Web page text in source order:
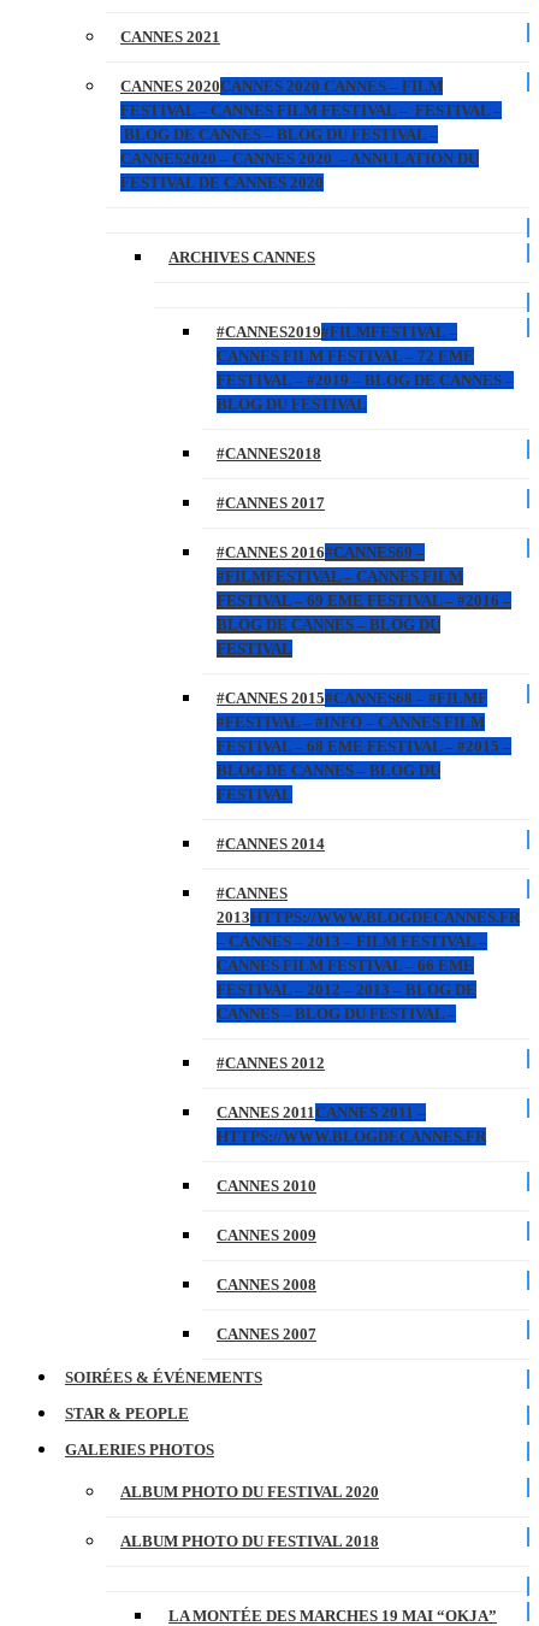
CANNES 2021
CANNES 2020CANNES 2020 CANNES – FILM
FESTIVAL – CANNES FILM FESTIVAL – FESTIVAL –
BLOG DE CANNES – BLOG DU FESTIVAL –
CANNES2020 – CANNES 2020 – ANNULATION DU
FESTIVAL DE CANNES 2020
ARCHIVES CANNES
#CANNES2019#FILMFESTIVAL –
CANNES FILM FESTIVAL – 72 EME
FESTIVAL – #2019 – BLOG DE CANNES –
BLOG DU FESTIVAL
#CANNES2018
#CANNES 2017
#CANNES 2016#CANNES69 –
#FILMFESTIVAL – CANNES FILM
FESTIVAL – 69 EME FESTIVAL – #2016 –
BLOG DE CANNES – BLOG DU
FESTIVAL
#CANNES 2015#CANNES68 – #FILMF
#FESTIVAL – #INFO – CANNES FILM
FESTIVAL – 68 EME FESTIVAL – #2015 –
BLOG DE CANNES – BLOG DU
FESTIVAL
#CANNES 2014
#CANNES
2013HTTPS://WWW.BLOGDECANNES.FR
– CANNES – 2013 – FILM FESTIVAL –
CANNES FILM FESTIVAL – 66 EME
FESTIVAL – 2012 – 2013 – BLOG DE
CANNES – BLOG DU FESTIVAL –
#CANNES 2012
CANNES 2011CANNES 2011 –
HTTPS://WWW.BLOGDECANNES.FR
CANNES 2010
CANNES 2009
CANNES 2008
CANNES 2007
SOIRÉES & ÉVÉNEMENTS
STAR & PEOPLE
GALERIES PHOTOS
ALBUM PHOTO DU FESTIVAL 2020
ALBUM PHOTO DU FESTIVAL 2018
LA MONTÉE DES MARCHES 19 MAI “OKJA”